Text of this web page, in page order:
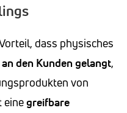
dass physisches
den Kunden gelangt,
von
einegreifbare